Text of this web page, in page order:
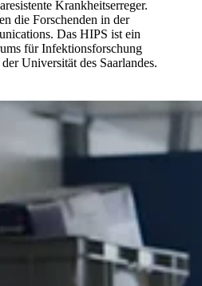
Krankheitserreger.
die Forschenden in der
Das HIPS ist ein
für Infektionsforschung
Universität des Saarlandes.